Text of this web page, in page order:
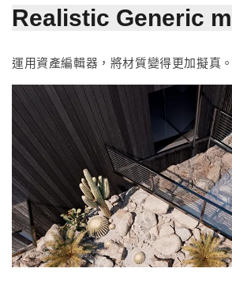
Realistic Generic
運用資產編輯器，將材質變得更加擬真。